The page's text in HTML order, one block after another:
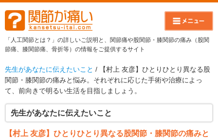
「人工関節とは？」の詳しいご説明と、関節痛や股関節・膝関節の痛み（股関
節痛、膝関節痛、骨折等）の情報をご提供するサイト
先生があなたに伝えたいこと / 【村上 友彦】ひとりひとり異なる股
関節・膝関節の痛みと悩み。それぞれに応じた手術や治療によっ
て、前向きで明るい生活を目指しましょう。
先生があなたに伝えたいこと
【村上 友彦】ひとりひとり異なる股関節・膝関節の痛みと